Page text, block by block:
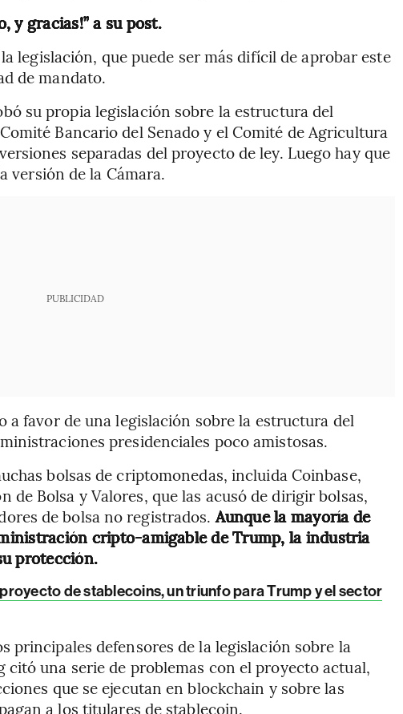
y gracias!” a su post.
legislación, que puede ser más difícil de aprobar este
de mandato.
su propia legislación sobre la estructura del
Bancario del Senado y el Comité de Agricultura
separadas del proyecto de ley. Luego hay que
versión de la Cámara.
PUBLICIDAD
a favor de una legislación sobre la estructura del
presidenciales poco amistosas.
bolsas de criptomonedas, incluida Coinbase,
de Bolsa y Valores, que las acusó de dirigir bolsas,
de bolsa no registrados.Aunque la mayoría de
cripto-amigable de Trump, la industria
protección.
de stablecoins, un triunfo para Trump y el sector
principales defensores de la legislación sobre la
una serie de problemas con el proyecto actual,
que se ejecutan en blockchain y sobre las
a los titulares de stablecoin.